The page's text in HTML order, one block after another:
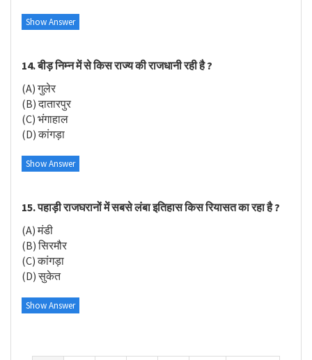
Show Answer
14. बीड़ निम्न में से किस राज्य की राजधानी रही है ?
(A) गुलेर
(B) दातारपुर
(C) भंगाहाल
(D) कांगड़ा
Show Answer
15. पहाड़ी राजघरानों में सबसे लंबा इतिहास किस रियासत का रहा है ?
(A) मंडी
(B) सिरमौर
(C) कांगड़ा
(D) सुकेत
Show Answer